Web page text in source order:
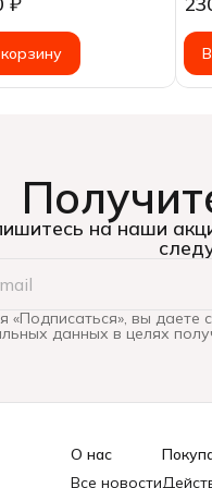
на наши
«Подписаться», вы даете
данных в целях
О нас
Все новости